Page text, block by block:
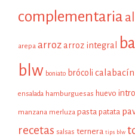
complementaria
arepa arroz arroz integral
blw boniato brócoli calabacín
ensalada hamburguesas huevo
manzana merluza pasta patata
recetas salsas ternera tips blw